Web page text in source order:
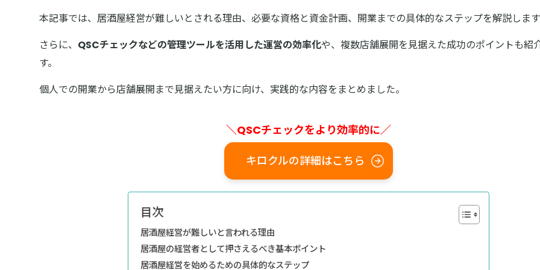
本記事では、居酒屋経営が難しいとされる理由、必要な資格と資金計画、開業までの具体的なステップを解説します
さらに、 QSCチェックなどの管理ツールを活用した運営の効率化や、複数店舗展開を見据えた成功のポイントも紹
す。
個人での開業から店舗展開まで見据えたい方に向け、実践的な内容をまとめました。
＼QSCチェックをより効率的に／
キロクルの詳細はこちら
目次
居酒屋経営が難しいと言われる理由
居酒屋の経営者として押さえるべき基本ポイント
居酒屋経営を始めるための具体的なステップ